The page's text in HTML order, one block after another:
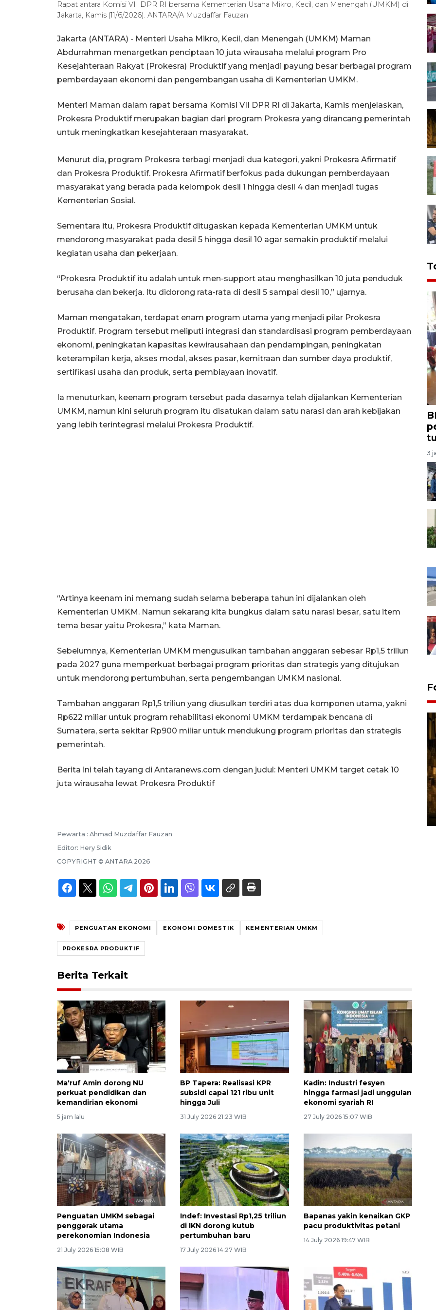
Rapat antara Komisi VII DPR RI bersama Kementerian Usaha Mikro, Kecil, dan Menengah (UMKM) di
Jakarta, Kamis (11/6/2026). ANTARA/A Muzdaffar Fauzan
Jakarta (ANTARA) - Menteri Usaha Mikro, Kecil, dan Menengah (UMKM) Maman
Abdurrahman menargetkan penciptaan 10 juta wirausaha melalui program Pro
Kesejahteraan Rakyat (Prokesra) Produktif yang menjadi payung besar berbagai program
pemberdayaan ekonomi dan pengembangan usaha di Kementerian UMKM.
Menteri Maman dalam rapat bersama Komisi VII DPR RI di Jakarta, Kamis menjelaskan,
Prokesra Produktif merupakan bagian dari program Prokesra yang dirancang pemerintah
untuk meningkatkan kesejahteraan masyarakat.
Menurut dia, program Prokesra terbagi menjadi dua kategori, yakni Prokesra Afirmatif
dan Prokesra Produktif. Prokesra Afirmatif berfokus pada dukungan pemberdayaan
masyarakat yang berada pada kelompok desil 1 hingga desil 4 dan menjadi tugas
Kementerian Sosial.
Sementara itu, Prokesra Produktif ditugaskan kepada Kementerian UMKM untuk
mendorong masyarakat pada desil 5 hingga desil 10 agar semakin produktif melalui
kegiatan usaha dan pekerjaan.
“Prokesra Produktif itu adalah untuk men-support atau menghasilkan 10 juta penduduk
berusaha dan bekerja. Itu didorong rata-rata di desil 5 sampai desil 10,” ujarnya.
Maman mengatakan, terdapat enam program utama yang menjadi pilar Prokesra
Produktif. Program tersebut meliputi integrasi dan standardisasi program pemberdayaan
ekonomi, peningkatan kapasitas kewirausahaan dan pendampingan, peningkatan
keterampilan kerja, akses modal, akses pasar, kemitraan dan sumber daya produktif,
sertifikasi usaha dan produk, serta pembiayaan inovatif.
Ia menuturkan, keenam program tersebut pada dasarnya telah dijalankan Kementerian
UMKM, namun kini seluruh program itu disatukan dalam satu narasi dan arah kebijakan
yang lebih terintegrasi melalui Prokesra Produktif.
“Artinya keenam ini memang sudah selama beberapa tahun ini dijalankan oleh
Kementerian UMKM. Namun sekarang kita bungkus dalam satu narasi besar, satu item
tema besar yaitu Prokesra,” kata Maman.
Sebelumnya, Kementerian UMKM mengusulkan tambahan anggaran sebesar Rp1,5 triliun
pada 2027 guna memperkuat berbagai program prioritas dan strategis yang ditujukan
untuk mendorong pertumbuhan, serta pengembangan UMKM nasional.
Tambahan anggaran Rp1,5 triliun yang diusulkan terdiri atas dua komponen utama, yakni
Rp622 miliar untuk program rehabilitasi ekonomi UMKM terdampak bencana di
Sumatera, serta sekitar Rp900 miliar untuk mendukung program prioritas dan strategis
pemerintah.
Berita ini telah tayang di Antaranews.com dengan judul: Menteri UMKM target cetak 10
juta wirausaha lewat Prokesra Produktif
Pewarta : Ahmad Muzdaffar Fauzan
Editor: Hery Sidik
COPYRIGHT © ANTARA 2026
PENGUATAN EKONOMI EKONOMI DOMESTIK KEMENTERIAN UMKM
PROKESRA PRODUKTIF
Berita Terkait
Ma'ruf Amin dorong NU
perkuat pendidikan dan
kemandirian ekonomi
5 jam lalu
BP Tapera: Realisasi KPR
subsidi capai 121 ribu unit
hingga Juli
31 July 2026 21:23 WIB
Kadin: Industri fesyen
hingga farmasi jadi unggulan
ekonomi syariah RI
27 July 2026 15:07 WIB
Penguatan UMKM sebagai
penggerak utama
perekonomian Indonesia
21 July 2026 15:08 WIB
Indef: Investasi Rp1,25 triliun
di IKN dorong kutub
pertumbuhan baru
17 July 2026 14:27 WIB
Bapanas yakin kenaikan GKP
pacu produktivitas petani
14 July 2026 19:47 WIB
3